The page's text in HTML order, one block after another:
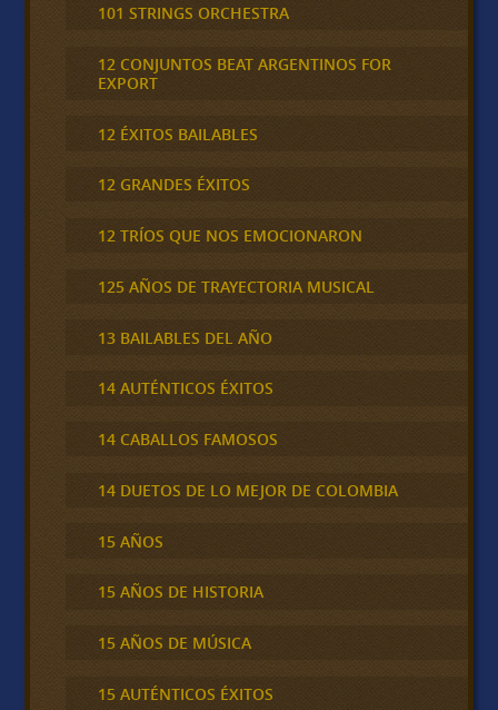
101 STRINGS ORCHESTRA
12 CONJUNTOS BEAT ARGENTINOS FOR
EXPORT
12 ÉXITOS BAILABLES
12 GRANDES ÉXITOS
12 TRÍOS QUE NOS EMOCIONARON
125 AÑOS DE TRAYECTORIA MUSICAL
13 BAILABLES DEL AÑO
14 AUTÉNTICOS ÉXITOS
14 CABALLOS FAMOSOS
14 DUETOS DE LO MEJOR DE COLOMBIA
15 AÑOS
15 AÑOS DE HISTORIA
15 AÑOS DE MÚSICA
15 AUTÉNTICOS ÉXITOS